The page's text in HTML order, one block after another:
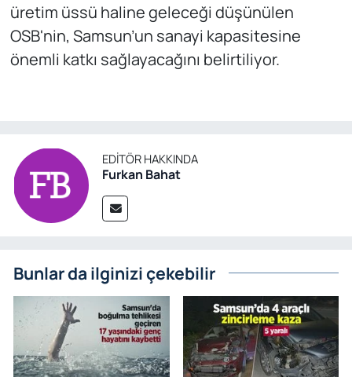
üretim üssü haline geleceği düşünülen
OSB'nin, Samsun’un sanayi kapasitesine
önemli katkı sağlayacağını belirtiliyor.
EDITÖR HAKKINDA
Furkan Bahat
Bunlar da ilginizi çekebilir